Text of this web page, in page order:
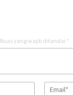
Ruas yang wajib ditandai *